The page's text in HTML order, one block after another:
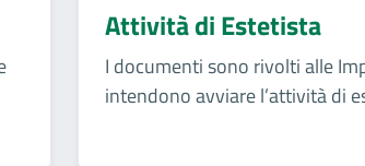
Attività di Estetista
I documenti sono rivolti alle
intendono avviare l’attività di